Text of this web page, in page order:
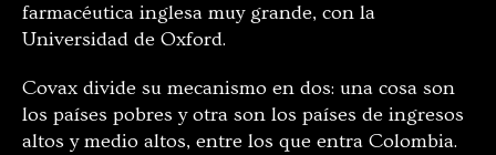
farmacéutica inglesa muy grande, con la
Universidad de Oxford.
Covax divide su mecanismo en dos: una cosa son
los países pobres y otra son los países de ingresos
altos y medio altos, entre los que entra Colombia.